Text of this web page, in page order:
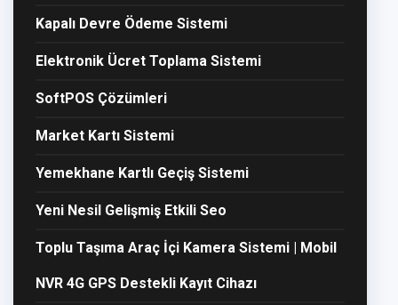
Kapalı Devre Ödeme Sistemi
Elektronik Ücret Toplama Sistemi
SoftPOS Çözümleri
Market Kartı Sistemi
Yemekhane Kartlı Geçiş Sistemi
Yeni Nesil Gelişmiş Etkili Seo
Toplu Taşıma Araç İçi Kamera Sistemi | Mobil
NVR 4G GPS Destekli Kayıt Cihazı